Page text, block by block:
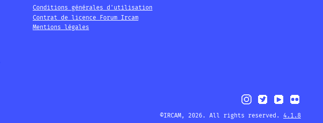
Conditions générales d'utilisation
Contrat de licence Forum Ircam
Mentions légales
©IRCAM, 2026. All rights reserved. 4.1.8